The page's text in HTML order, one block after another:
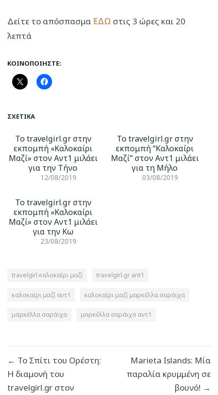
Δείτε το απόσπασμα ΕΔΩ στις 3 ώρες και 20
λεπτά
ΚΟΙΝΟΠΟΙΉΣΤΕ:
ΣΧΕΤΙΚΆ
Το travelgirl.gr στην
εκπομπή «Καλοκαίρι
Μαζί» στον Αντ1 μιλάει
για την Τήνο
12/08/2019
Το travelgirl.gr στην
εκπομπή “Καλοκαίρι
Μαζί” στον Αντ1 μιλάει
για τη Μήλο
03/08/2019
Το travelgirl.gr στην
εκπομπή «Καλοκαίρι
Μαζί» στον Αντ1 μιλάει
για την Κω
23/08/2019
travelgirl καλοκαίρι μαζί travelgirl.gr ant1
καλοκαίρι μαζί αντ1 καλοκαίρι μαζί μαρκέλλα σαράιχα
μαρκέλλα σαράιχα μαρκέλλα σαράιχα αντ1
άρθρων
← Το Σπίτι του Ορέστη:
Η διαμονή του
travelgirl.gr στον
Marieta Islands: Μία
παραλία κρυμμένη σε
βουνό! →